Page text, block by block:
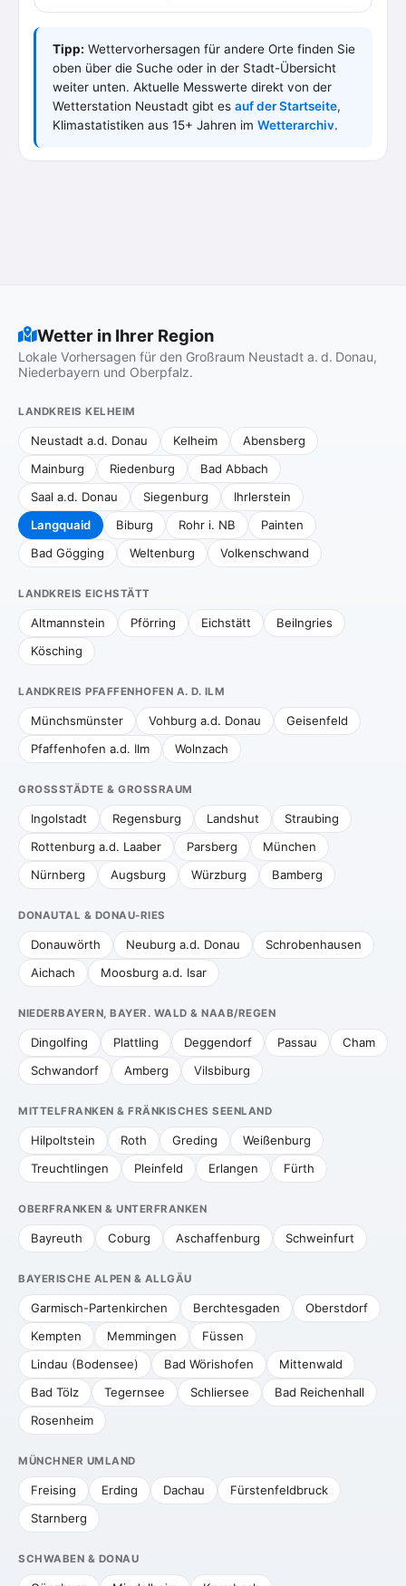
Tipp: Wettervorhersagen für andere Orte finden Sie
oben über die Suche oder in der Stadt-Übersicht
weiter unten. Aktuelle Messwerte direkt von der
Wetterstation Neustadt gibt es auf der Startseite,
Klimastatistiken aus 15+ Jahren im Wetterarchiv.
Wetter in Ihrer Region
Lokale Vorhersagen für den Großraum Neustadt a. d. Donau,
Niederbayern und Oberpfalz.
LANDKREIS KELHEIM
Neustadt a.d. Donau Kelheim
Abensberg
Mainburg
Riedenburg
Bad Abbach
Saal a.d. Donau
Siegenburg
Ihrlerstein
Langquaid
Biburg Rohr i. NB
Painten
Bad Gögging
Weltenburg Volkenschwand
LANDKREIS EICHSTÄTT
Altmannstein Pförring Eichstätt
Beilngries
Kösching
LANDKREIS PFAFFENHOFEN A. D. ILM
Münchsmünster Vohburg a.d. Donau
Geisenfeld
Pfaffenhofen a.d. Ilm
Wolnzach
GROSSSTÄDTE & GROSSRAUM
Ingolstadt Regensburg Landshut
Straubing
Rottenburg a.d. Laaber
Parsberg
München
Nürnberg
Augsburg Würzburg Bamberg
DONAUTAL & DONAU-RIES
Donauwörth Neuburg a.d. Donau
Schrobenhausen
Aichach
Moosburg a.d. Isar
NIEDERBAYERN, BAYER. WALD & NAAB/REGEN
Dingolfing Plattling Deggendorf Passau
Cham
Schwandorf
Amberg Vilsbiburg
MITTELFRANKEN & FRÄNKISCHES SEENLAND
Hilpoltstein Roth Greding
Weißenburg
Treuchtlingen
Pleinfeld Erlangen Fürth
OBERFRANKEN & UNTERFRANKEN
Bayreuth Coburg Aschaffenburg Schweinfurt
BAYERISCHE ALPEN & ALLGÄU
Garmisch-Partenkirchen Berchtesgaden
Oberstdorf
Kempten
Memmingen
Füssen
Lindau (Bodensee)
Bad Wörishofen
Mittenwald
Bad Tölz
Tegernsee Schliersee
Bad Reichenhall
Rosenheim
MÜNCHNER UMLAND
Freising Erding Dachau
Fürstenfeldbruck
Starnberg
SCHWABEN & DONAU